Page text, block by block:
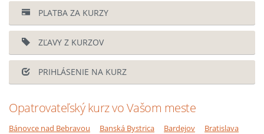
PLATBA ZA KURZY
ZĽAVY Z KURZOV
PRIHLÁSENIE NA KURZ
Opatrovateľský kurz vo Vašom meste
Bánovce nad Bebravou Banská Bystrica Bardejov
Bratislava